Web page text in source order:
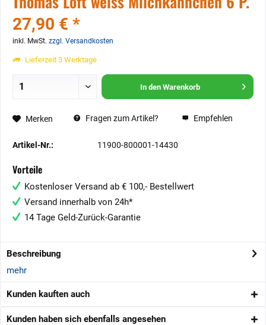
27,90 € *
inkl. MwSt. zzgl. Versandkosten
Lieferzeit 3 Werktage
In den Warenkorb
Merken Fragen zum Artikel? Empfehlen
Artikel-Nr.: 11900-800001-14430
Vorteile
Kostenloser Versand ab € 100,- Bestellwert
Versand innerhalb von 24h*
14 Tage Geld-Zurück-Garantie
Beschreibung
mehr
Kunden kauften auch
Kunden haben sich ebenfalls angesehen